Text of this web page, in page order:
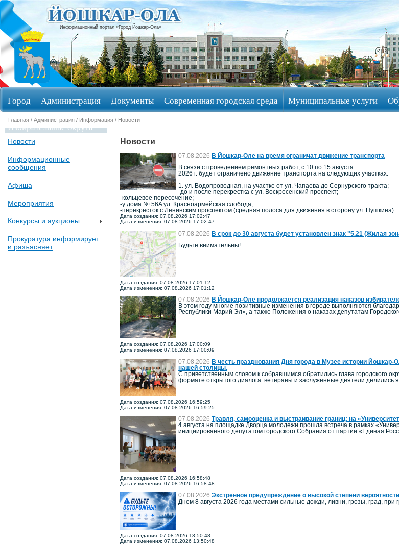
Информационный портал «Город Йошкар-Ола»
Город Администрация Документы Современная городская среда Муниципальные услуги
Избирательные округа
Главная / Администрация / Информация / Новости
Новости
Информационные
сообщения
Афиша
Мероприятия
Конкурсы и аукционы
Прокуратура информирует
и разъясняет
Новости
07.08.2026 В Йошкар-Оле на время ограничат движение транспорта
В связи с проведением ремонтных работ, с 10 по 15 августа
2026 г. будет ограничено движение транспорта на следующих участках:
1. ул. Водопроводная, на участке от ул. Чапаева до Сернурского тракта;
-до и после перекрестка с ул. Воскресенский проспект;
-кольцевое пересечение;
-у дома № 56A ул. Красноармейская слобода;
-перекресток с Ленинским проспектом (средняя полоса для движения в сторону ул. Пушкина).
Дата создания: 07.08.2026 17:02:47
Дата изменения: 07.08.2026 17:02:47
07.08.2026 В срок до 30 августа будет установлен знак "5.21 (Жилая
Будьте внимательны!
Дата создания: 07.08.2026 17:01:12
Дата изменения: 07.08.2026 17:01:12
07.08.2026 В Йошкар-Оле продолжается реализация наказов
В этом году многие позитивные изменения в городе выполняются
Республики Марий Эл», а также Положения о наказах депутатам
Дата создания: 07.08.2026 17:00:09
Дата изменения: 07.08.2026 17:00:09
07.08.2026 В честь празднования Дня города в Музее истории
нашей столицы.
С приветственным словом к собравшимся обратились глава городского
формате открытого диалога: ветераны и заслуженные деятели
Дата создания: 07.08.2026 16:59:25
Дата изменения: 07.08.2026 16:59:25
07.08.2026 Травля, самооценка и выстраивание границ: на
4 августа на площадке Дворца молодежи прошла встреча в рамках
инициированного депутатом городского Собрания от партии «Единая
Дата создания: 07.08.2026 16:58:48
Дата изменения: 07.08.2026 16:58:48
07.08.2026 Экстренное предупреждение о высокой степени
Днем 8 августа 2026 года местами сильные дожди, ливни, грозы, град, при
Дата создания: 07.08.2026 13:50:48
Дата изменения: 07.08.2026 13:50:48